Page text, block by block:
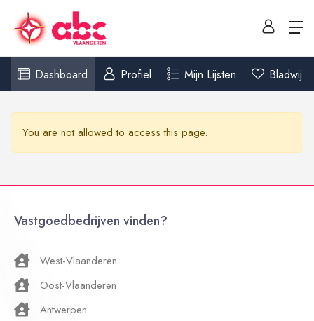
Dashboard Profiel Mijn Lijsten
You are not allowed to access this page.
Vastgoedbedrijven vinden?
West-Vlaanderen
Oost-Vlaanderen
Antwerpen